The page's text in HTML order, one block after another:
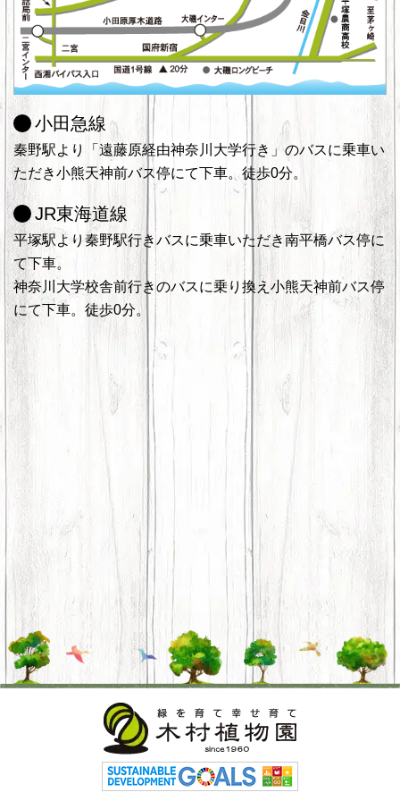
小田急線
秦野駅より「遠藤原経由神奈川大学行き」のバスに乗車い
ただき小熊天神前バス停にて下車。徒歩0分。
JR東海道線
平塚駅より秦野駅行きバスに乗車いただき南平橋バス停に
て下車。
神奈川大学校舎前行きのバスに乗り換え小熊天神前バス停
にて下車。徒歩0分。